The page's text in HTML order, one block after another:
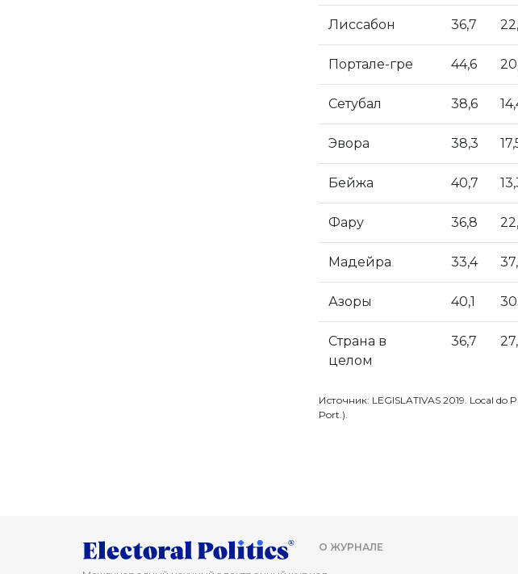
Лиссабон 36,7
Портале-гре 44,6
Сетубал 38,6
Эвора 38,3
Бейжа 40,7
Фару 36,8
Мадейра 33,4
Азоры 40,1
Страна в
целом
36,7
Источник: LEGISLATIVAS 2019. Local
Port.).
О ЖУРНАЛЕ